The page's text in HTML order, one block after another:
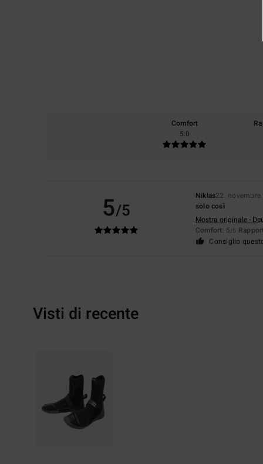
Comfort
5.0
5/5
Niklas22. novembre
solo così
Mostra originale -
Comfort: 5/5
Consiglio
Visti di recente